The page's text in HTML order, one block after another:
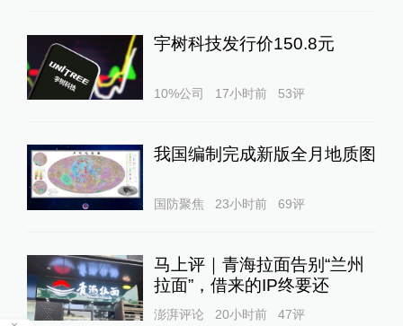
宇树科技发行价150.8元
10%公司 17小时前 53评
我国编制完成新版全月地质图
国防聚焦 23小时前 69评
马上评｜青海拉面告别“兰州
拉面”，借来的IP终要还
澎湃评论 20小时前 47评